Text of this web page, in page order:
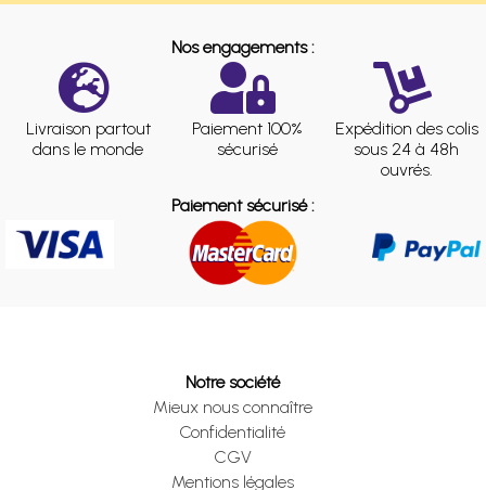
Nos engagements :
Livraison partout
dans le monde
Paiement 100%
sécurisé
Expédition des colis
sous 24 à 48h
ouvrés.
Paiement sécurisé :
Notre société
Mieux nous connaître
Confidentialité
CGV
Mentions légales